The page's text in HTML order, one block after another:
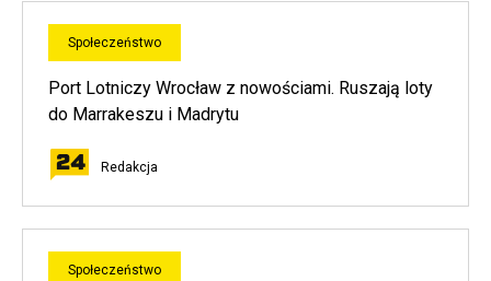
Społeczeństwo
Port Lotniczy Wrocław z nowościami. Ruszają loty
do Marrakeszu i Madrytu
Redakcja
Społeczeństwo